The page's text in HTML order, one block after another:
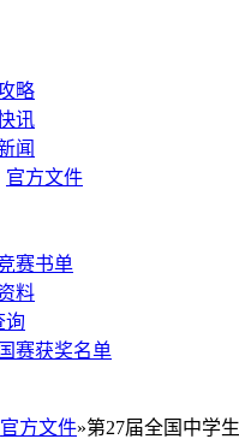
略
讯
闻
官方文件
赛书单
料
询
赛获奖名单
官方文件»第27届全国中学